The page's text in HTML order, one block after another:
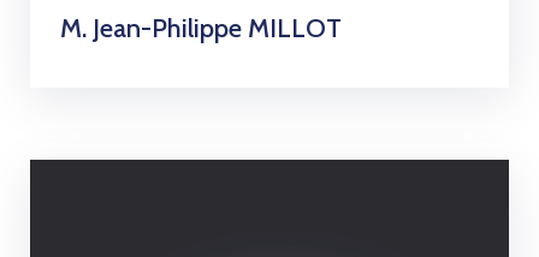
M. Jean-Philippe MILLOT